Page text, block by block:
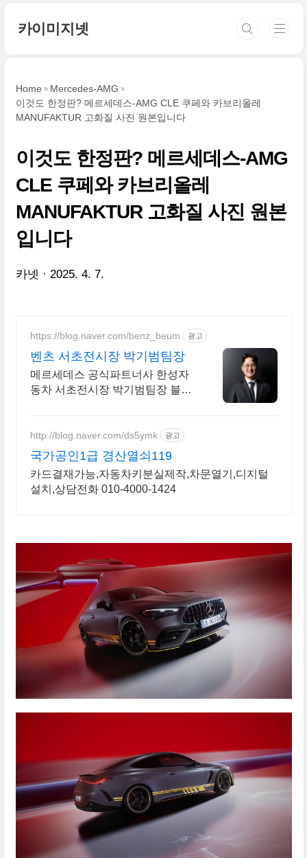
카이미지넷
Home
Mercedes-AMG
이것도 한정판? 메르세데스-AMG CLE 쿠페와 카브리올레
MANUFAKTUR 고화질 사진 원본입니다
이것도 한정판? 메르세데스-AMG
CLE 쿠페와 카브리올레
MANUFAKTUR 고화질 사진 원본
입니다
카넷 2025. 4. 7.
https://blog.naver.com/benz_beum 광고
벤츠 서초전시장 박기범팀장
메르세데스 공식파트너사 한성자
동차 서초전시장 박기범팀장 블로
http://blog.naver.com/ds5ymk 광고
국가공인1급 경산열쇠119
카드결재가능,자동차키분실제작,차문열기,디지털
설치,상담전화 010-4000-1424